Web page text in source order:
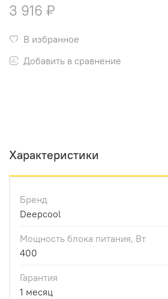
3 916 ₽
В избранное
Добавить в сравнение
Характеристики
Бренд
Deepcool
Мощность блока питания, Вт
400
Гарантия
1 месяц